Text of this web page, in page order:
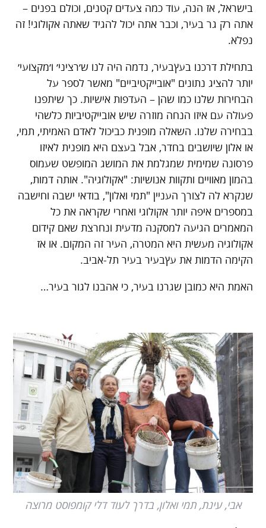
בישראל, אז הנה, עוד כמה צעדים קטנים, וכולם בפנים –
אתה רק גר בעיר, וכבר אתה יכול להגיד שאתה אקולוגי! זה
נפלא.
בתחילת דרכנו בעץבעיר, נדמה היה לנו ש׳רציני׳ ו׳מקצועי׳
יותר להציג נתונים "אובייקטיביים" מאשר לספר על
הבחירות שלנו כמו שהן – העדפות אישיות. כך שיתפנו
פעולה עם איזו הנחה מוזרה שיש אובייקטיביות כלשהי
בבחירה שלנו. השאלה מופנית כביכול לאדם האמיתי, תמי,
או אלון שיושבים בחדר, אבל בעצם היא מופנית לאיזו
פרסונה שמימית שמגלמת את המושג המופשט שעמוס
בהמון מאוויים ותקוות אנושיות: "אקולוגיה". אותה דמות,
שנקרא לה לצורך העניין "תמי ואלון", בודאי ישבה וחישבה
במספרים איפה יותר אקולוגי ואחרי שקראה את כל
המאמרים הגיעה למסקנה מדעית ונחרצת שאם קידום
אקולוגיה מעשית היא המטרה, העיר זה המקום. או אז
הקימה הדמות את עץבעיר בעיר תל-אביב.
האמת היא כמובן שגרנו בעיר, כי אהבנו לגור בעיר…
אבי, עינת, תמי ואלון, בדרך לעוד דלי קומפוסט מרוצה